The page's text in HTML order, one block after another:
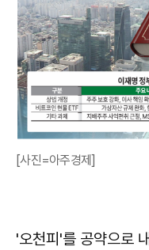
[사진=아주경제]
'오천피'를 공약으로